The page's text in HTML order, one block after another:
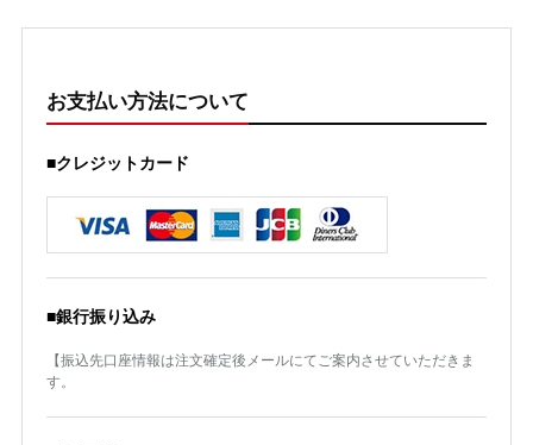
お支払い方法について
■クレジットカード
■銀行振り込み
【振込先口座情報は注文確定後メールにてご案内させていただきま
す。